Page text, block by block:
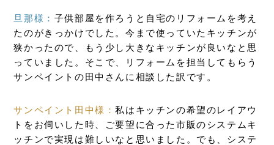
旦那様： 子供部屋を作ろうと自宅のリフォームを考え
たのがきっかけでした。今まで使っていたキッチンが
狭かったので、もう少し大きなキッチンが良いなと思
っていました。そこで、リフォームを担当してもらう
サンペイントの田中さんに相談した訳です。
サンペイント田中様：私はキッチンの希望のレイアウ
トをお伺いした時、ご要望に合った市販のシステムキ
ッチンで実現は難しいなと思いました。でも、システ